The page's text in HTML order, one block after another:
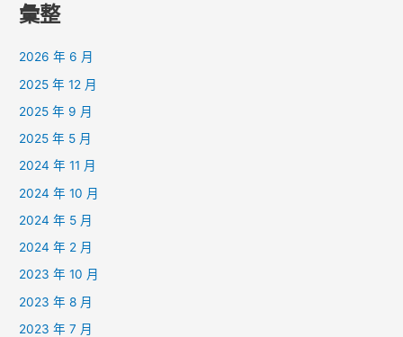
彙整
2026 年 6 月
2025 年 12 月
2025 年 9 月
2025 年 5 月
2024 年 11 月
2024 年 10 月
2024 年 5 月
2024 年 2 月
2023 年 10 月
2023 年 8 月
2023 年 7 月